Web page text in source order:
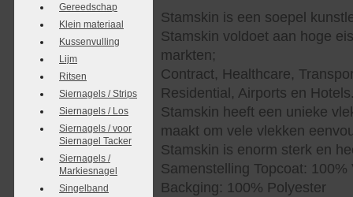
Gereedschap
Klein materiaal
Kussenvulling
Lijm
Ritsen
Siernagels / Strips
Siernagels / Los
Siernagels / voor
Siernagel Tacker
Siernagels /
Markiesnagel
Singelband
Stamskin is een soepel
Stamskin voldoet aan hoge
markten;
Contract, Healthcare,
Residential, Airports en
Stamskin heeft een unieke
maakt om vele vlekken
Stamskin is enorm sterk en
Samenstelling Topcoat: 100%
Backging: 100% Polyester